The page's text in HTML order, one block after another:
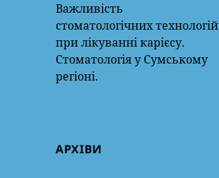
Важливість
стоматологічних технологій
при лікуванні карієсу.
Стоматологія у Сумському
регіоні.
АРХІВИ